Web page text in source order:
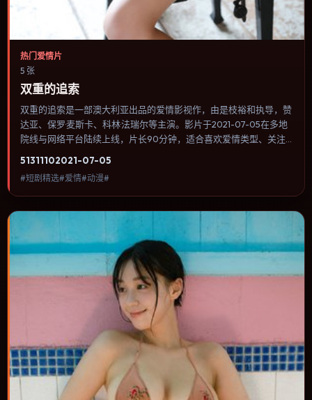
热门爱情片
5 张
双重的追索
双重的追索是一部澳大利亚出品的爱情影视作，由是枝裕和执导，赞
达亚、保罗·麦斯卡、科林·法瑞尔等主演。影片于2021-07-05在多地
院线与网络平台陆续上线，片长90分钟，适合喜欢爱情类型、关注
进，节奏与视听语言统一，可作为休闲观影或类型片补片的选择。
51311102021-07-05
#短剧精选#爱情#动漫#